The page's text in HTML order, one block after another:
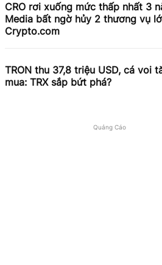
CRO rơi xuống mức thấp nhất 3
Media bất ngờ hủy 2 thương vụ
Crypto.com
TRON thu 37,8 triệu USD, cá voi
mua: TRX sắp bứt phá?
Quảng Cáo